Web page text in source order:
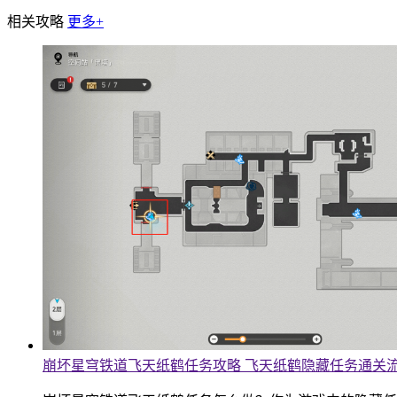
相关攻略 更多+
崩坏星穹铁道飞天纸鹤任务攻略 飞天纸鹤隐藏任务通关